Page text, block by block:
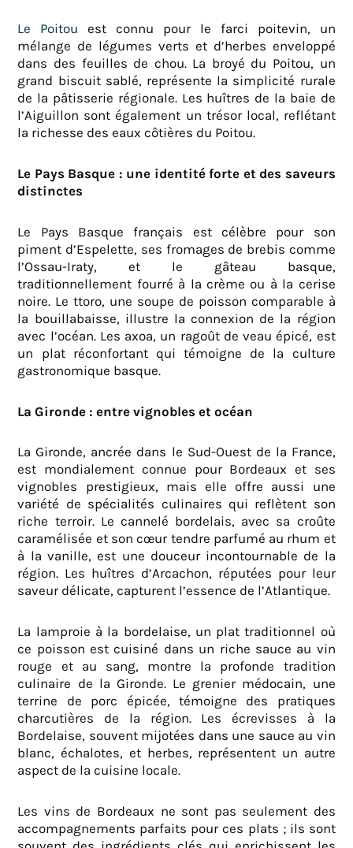
Le Poitou est connu pour le farci poitevin, un
mélange de légumes verts et d’herbes enveloppé
dans des feuilles de chou. La broyé du Poitou, un
grand biscuit sablé, représente la simplicité rurale
de la pâtisserie régionale. Les huîtres de la baie de
l’Aiguillon sont également un trésor local, reflétant
la richesse des eaux côtières du Poitou.
Le Pays Basque : une identité forte et des saveurs
distinctes
Le Pays Basque français est célèbre pour son
piment d’Espelette, ses fromages de brebis comme
l’Ossau-Iraty, et le gâteau basque,
traditionnellement fourré à la crème ou à la cerise
noire. Le ttoro, une soupe de poisson comparable à
la bouillabaisse, illustre la connexion de la région
avec l’océan. Les axoa, un ragoût de veau épicé, est
un plat réconfortant qui témoigne de la culture
gastronomique basque.
La Gironde : entre vignobles et océan
La Gironde, ancrée dans le Sud-Ouest de la France,
est mondialement connue pour Bordeaux et ses
vignobles prestigieux, mais elle offre aussi une
variété de spécialités culinaires qui reflètent son
riche terroir. Le cannelé bordelais, avec sa croûte
caramélisée et son cœur tendre parfumé au rhum et
à la vanille, est une douceur incontournable de la
région. Les huîtres d’Arcachon, réputées pour leur
saveur délicate, capturent l’essence de l’Atlantique.
La lamproie à la bordelaise, un plat traditionnel où
ce poisson est cuisiné dans un riche sauce au vin
rouge et au sang, montre la profonde tradition
culinaire de la Gironde. Le grenier médocain, une
terrine de porc épicée, témoigne des pratiques
charcutières de la région. Les écrevisses à la
Bordelaise, souvent mijotées dans une sauce au vin
blanc, échalotes, et herbes, représentent un autre
aspect de la cuisine locale.
Les vins de Bordeaux ne sont pas seulement des
accompagnements parfaits pour ces plats ; ils sont